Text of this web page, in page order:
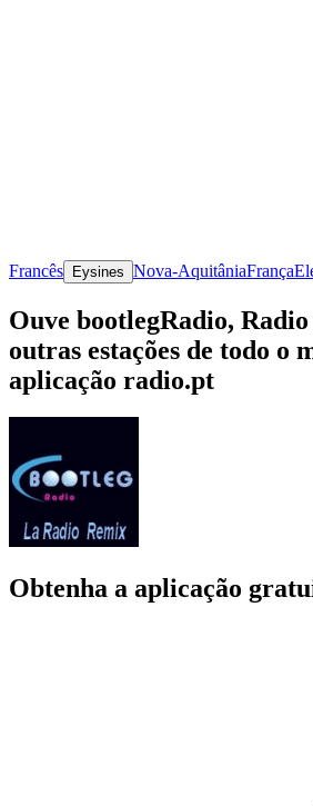
Francês Eysines Nova-AquitâniaFrança
Ouve bootlegRadio,
outras estações de todo o
aplicação radio.pt
Obtenha a aplicação